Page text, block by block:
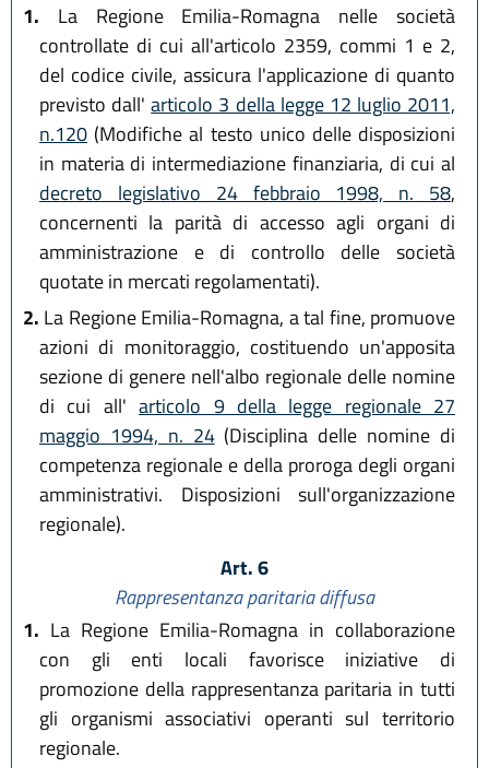
1. La Regione Emilia-Romagna nelle società
controllate di cui all'articolo 2359, commi 1 e 2,
del codice civile, assicura l'applicazione di quanto
previsto dall'articolo 3 della legge 12 luglio 2011,
n.120 (Modifiche al testo unico delle disposizioni
in materia di intermediazione finanziaria, di cui al
decreto legislativo 24 febbraio 1998, n. 58,
concernenti la parità di accesso agli organi di
amministrazione e di controllo delle società
quotate in mercati regolamentati).
2. La Regione Emilia-Romagna, a tal fine, promuove
azioni di monitoraggio, costituendo un'apposita
sezione di genere nell'albo regionale delle nomine
di cui all'articolo 9 della legge regionale 27
maggio 1994, n. 24(Disciplina delle nomine di
competenza regionale e della proroga degli organi
amministrativi. Disposizioni sull'organizzazione
regionale).
Art. 6
Rappresentanza paritaria diffusa
1. La Regione Emilia-Romagna in collaborazione
con gli enti locali favorisce iniziative di
promozione della rappresentanza paritaria in tutti
gli organismi associativi operanti sul territorio
regionale.